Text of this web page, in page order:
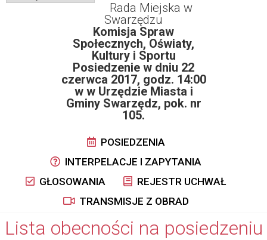
Rada Miejska w
Swarzędzu
Komisja Spraw
Społecznych, Oświaty,
Kultury i Sportu
Posiedzenie w dniu 22
czerwca 2017, godz. 14:00
w w Urzędzie Miasta i
Gminy Swarzędz, pok. nr
105.
POSIEDZENIA
INTERPELACJE I ZAPYTANIA
GŁOSOWANIA
REJESTR UCHWAŁ
TRANSMISJE Z OBRAD
Lista obecności na posiedzeniu